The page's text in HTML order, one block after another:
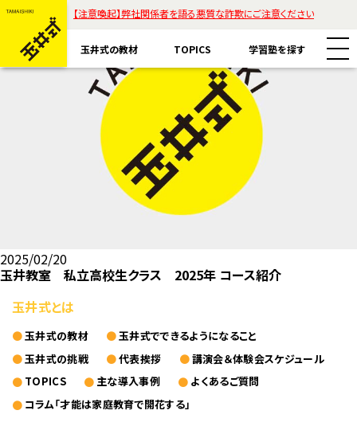
【注意喚起】弊社関係者を語る悪質な詐欺にご注意ください
玉井式の教材 TOPICS 学習塾を探す
教材一覧
玉井式国語的算数教室
魔法の国語
KIWAMI AAA+ 図形の極
KIWAMI AAA+ 数の極
玉井式の挑戦
保護者様のお声
コラム「才能は家庭教育で開花する」
ホッと一息
メディア掲載
エリアから探す
2025/02/20
玉井教室 私立高校生クラス 2025年 コース紹介
玉井式とは
玉井式の教材
玉井式でできるようになること
玉井式の挑戦
代表挨拶
講演会＆体験会スケジュール
TOPICS
主な導入事例
よくあるご質問
コラム「才能は家庭教育で開花する」